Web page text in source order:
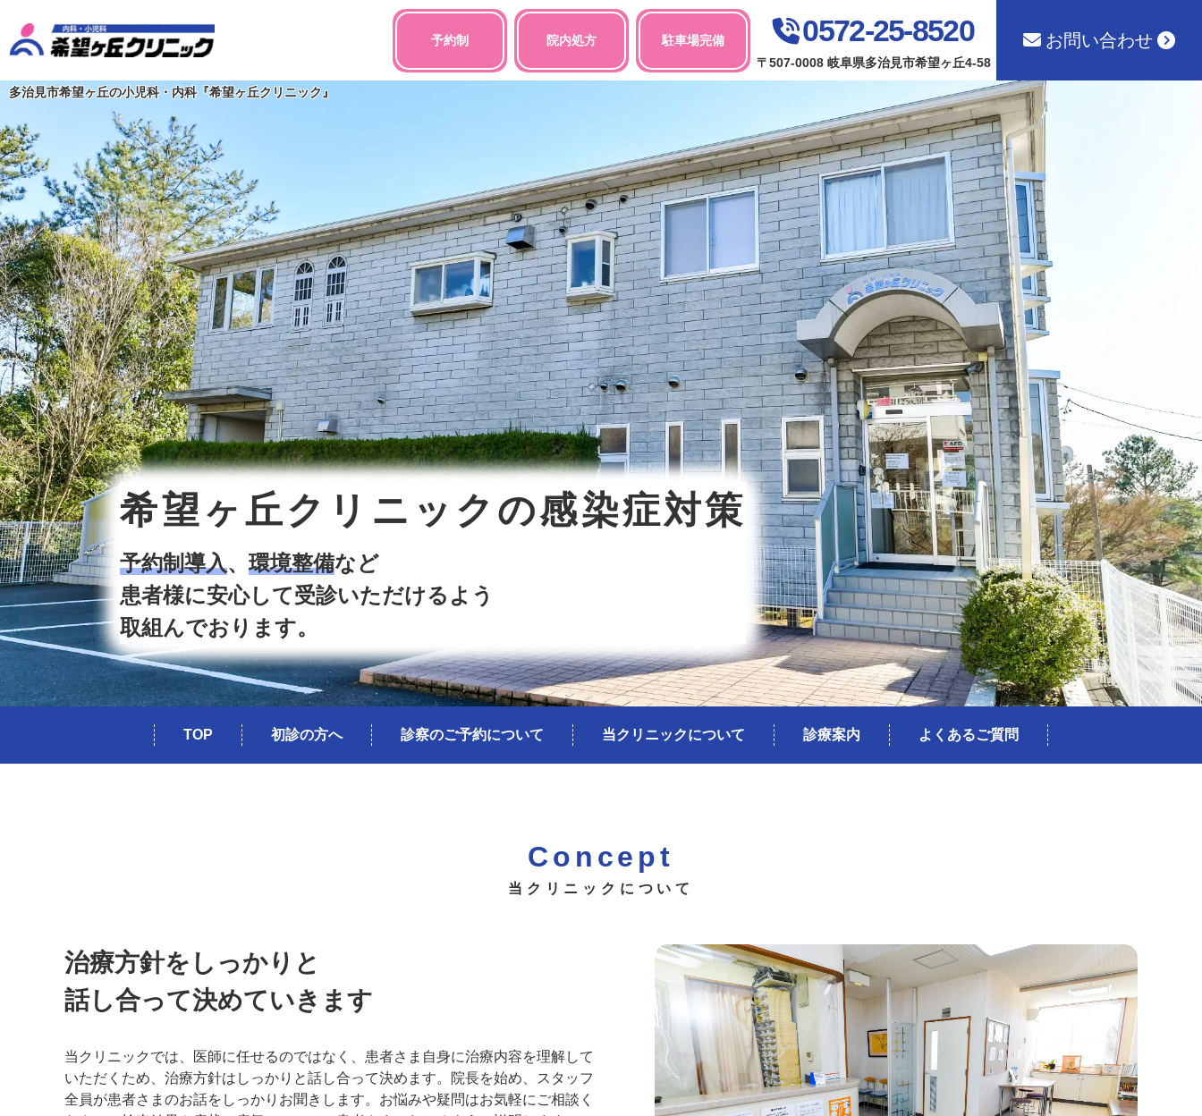
多治見市希望ヶ丘の小児科・内科『希望ヶ丘クリニック』
予約制 院内処方 駐車場完備 0572-25-8520
〒507-0008 岐阜県多治見市希望ヶ丘4-58
お問い合わせ
希望ヶ丘クリニックの感染症対策
予約制導入、環境整備など
患者様に安心して受診いただけるよう
取組んでおります。
TOP 初診の方へ 診察のご予約について 当クリニックについて 診療案内
予防接種
AGA・ED治療
よくあるご質問
Concept
当クリニックについて
治療方針をしっかりと
話し合って決めていきます
当クリニックでは、医師に任せるのではなく、患者さま自身に治療内容を理解して
いただくため、治療方針はしっかりと話し合って決めます。院長を始め、スタッフ
全員が患者さまのお話をしっかりお聞きします。お悩みや疑問はお気軽にご相談く